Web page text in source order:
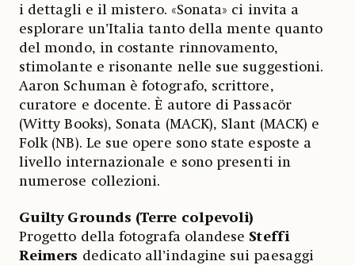
i dettagli e il mistero. «Sonata» ci invita a
esplorare un’Italia tanto della mente quanto
del mondo, in costante rinnovamento,
stimolante e risonante nelle sue suggestioni.
Aaron Schuman è fotografo, scrittore,
curatore e docente. È autore di Passacör
(Witty Books), Sonata (MACK), Slant (MACK) e
Folk (NB). Le sue opere sono state esposte a
livello internazionale e sono presenti in
numerose collezioni.
Guilty Grounds (Terre colpevoli)
Progetto della fotografa olandese Steffi
Reimers dedicato all’indagine sui paesaggi